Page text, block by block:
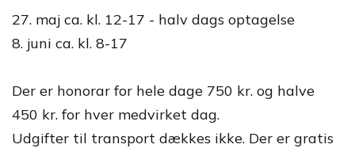
27. maj ca. kl. 12-17 - halv dags optagelse
8. juni ca. kl. 8-17
Der er honorar for hele dage 750 kr. og halve
450 kr. for hver medvirket dag.
Udgifter til transport dækkes ikke. Der er gratis